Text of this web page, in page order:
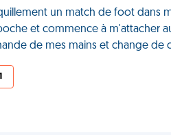
un match de foot dans
et commence à m'attacher
de mes mains et change de